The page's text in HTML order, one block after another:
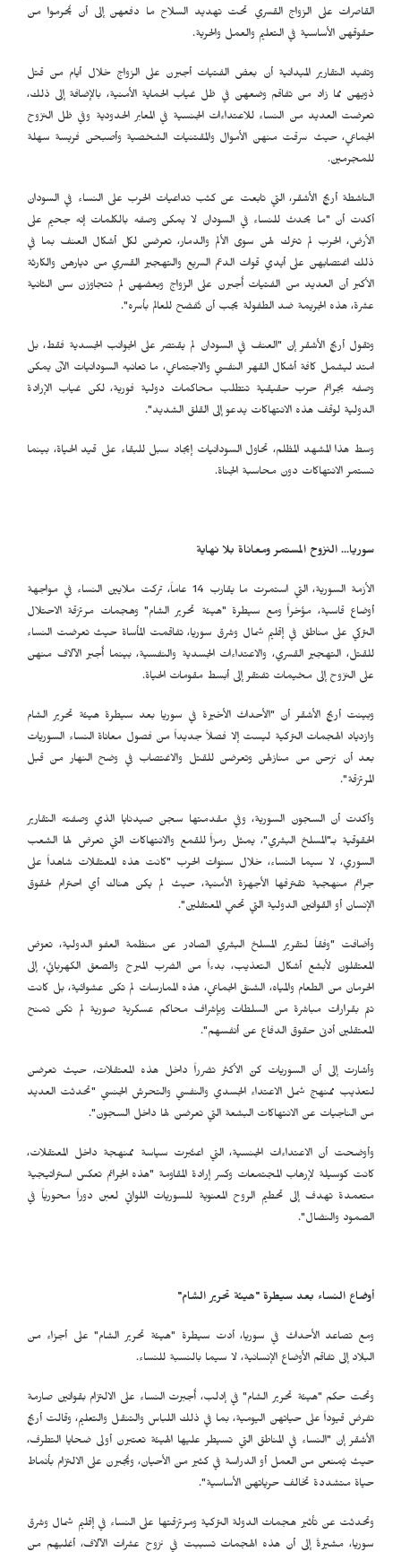
القاصرات على الزواج القسري تحت تهديد السلاح ما دفعهن إلى أن يُحرموا من
حقوقهن الأساسية في التعليم والعمل والحرية.
وتفيد التقارير الميدانية أن بعض الفتيات أجبرن على الزواج خلال أيام من قتل
ذويهن مما زاد من تفاقم وضعهن في ظل غياب الحماية الأمنية، بالإضافة إلى ذلك،
تعرضت العديد من النساء للاعتداءات الجنسية في المعابر الحدودية وفي ظل النزوح
الجماعي، حيث سرقت منهن الأموال والمقتنيات الشخصية وأصبحن فريسة سهلة
للمجرمين.
الناشطة أريج الأشقر، التي تابعت عن كثب تداعيات الحرب على النساء في السودان
أكدت أن "ما يحدث للنساء في السودان لا يمكن وصفه بالكلمات إنه جحيم على
الأرض، الحرب لم تترك لهن سوى الألم والدمار، تعرضن لكل أشكال العنف بما في
ذلك اغتصابهن على أيدي قوات الدعم السريع والتهجير القسري من ديارهن والكارثة
الأكبر أن العديد من الفتيات أُجبرن على الزواج وبعضهن لم تتجاوزن سن الثانية
عشرة، هذه الجريمة ضد الطفولة يجب أن تُفضح للعالم بأسره".
وتقول أريج الأشقر إن "العنف في السودان لم يقتصر على الجوانب الجسدية فقط، بل
امتد ليشمل كافة أشكال القهر النفسي والاجتماعي، ما تعانيه السودانيات الآن يمكن
وصفه بجرائم حرب حقيقية تتطلب محاكمات دولية فورية، لكن غياب الإرادة
الدولية لوقف هذه الانتهاكات يدعو إلى القلق الشديد".
وسط هذا المشهد المظلم، تحاول السودانيات إيجاد سبل للبقاء على قيد الحياة، بينما
تستمر الانتهاكات دون محاسبة الجناة.
سوريا... النزوح المستمر ومعاناة بلا نهاية
الأزمة السورية، التي استمرت ما يقارب 14 عاماً، تركت ملايين النساء في مواجهة
أوضاع قاسية، مؤخراً ومع سيطرة "هيئة تحرير الشام" وهجمات مرتزقة الاحتلال
التركي على مناطق في إقليم شمال وشرق سوريا، تفاقمت المأساة حيث تعرضت النساء
للقتل، التهجير القسري، والاعتداءات الجسدية والنفسية، بينما أُجبر الآلاف منهن
على النزوح إلى مخيمات تفتقر إلى أبسط مقومات الحياة.
وبينت أريج الأشقر أن "الأحداث الأخيرة في سوريا بعد سيطرة هيئة تحرير الشام
وازدياد الهجمات التركية ليست إلا فصلاً جديداً من فصول معاناة النساء السوريات
بعد أن نزحن من منازلهن وتعرضن للقتل والاغتصاب في وضح النهار من قبل
المرتزقة".
وأكدت أن السجون السورية، وفي مقدمتها سجن صيدنايا الذي وصفته التقارير
الحقوقية بـ"المسلخ البشري"، يمثل رمزاً للقمع والانتهاكات التي تعرض لها الشعب
السوري، لا سيما النساء، خلال سنوات الحرب "كانت هذه المعتقلات شاهداً على
جرائم منهجية تقترفها الأجهزة الأمنية، حيث لم يكن هناك أي احترام لحقوق
الإنسان أو القوانين الدولية التي تحمي المعتقلين".
وأضافت "وفقاً لتقرير المسلخ البشري الصادر عن منظمة العفو الدولية، تعرّض
المعتقلون لأبشع أشكال التعذيب، بدءاً من الضرب المبرح والصعق الكهربائي، إلى
الحرمان من الطعام والمياه، الشنق الجماعي، هذه الممارسات لم تكن عشوائية، بل كانت
تتم بقرارات مباشرة من السلطات وبإشراف محاكم عسكرية صورية لم تكن تمنح
المعتقلين أدنى حقوق الدفاع عن أنفسهم".
وأشارت إلى أن السوريات كنّ الأكثر تضرراً داخل هذه المعتقلات، حيث تعرضن
لتعذيب ممنهج شمل الاعتداء الجسدي والنفسي والتحرش الجنسي "تحدثت العديد
من الناجيات عن الانتهاكات البشعة التي تعرضن لها داخل السجون".
وأوضحت أن الاعتداءات الجنسية، التي اعتُبرت سياسة ممنهجة داخل المعتقلات،
كانت كوسيلة لإرهاب المجتمعات وكسر إرادة المقاومة "هذه الجرائم تعكس استراتيجية
متعمدة تهدف إلى تحطيم الروح المعنوية للسوريات اللواتي لعبن دوراً محورياً في
الصمود والنضال".
أوضاع النساء بعد سيطرة "هيئة تحرير الشام"
ومع تصاعد الأحداث في سوريا، أدت سيطرة "هيئة تحرير الشام" على أجزاء من
البلاد إلى تفاقم الأوضاع الإنسانية، لا سيما بالنسبة للنساء.
وتحت حكم "هيئة تحرير الشام" في إدلب، أُجبرت النساء على الالتزام بقوانين صارمة
تفرض قيوداً على حياتهن اليومية، بما في ذلك اللباس والتنقل والتعليم، وقالت أريج
الأشقر إن "النساء في المناطق التي تسيطر عليها الهيئة تعتبرن أولى ضحايا التطرف،
حيث يُمنعن من العمل أو الدراسة في كثير من الأحيان، ويُجبرن على الالتزام بأنماط
حياة متشددة تخالف حرياتهن الأساسية".
وتحدثت عن تأثير هجمات الدولة التركية ومرتزقتها على النساء في إقليم شمال وشرق
سوريا، مشيرةً إلى أن هذه الهجمات تسببت في نزوح عشرات الآلاف، أغلبهم من